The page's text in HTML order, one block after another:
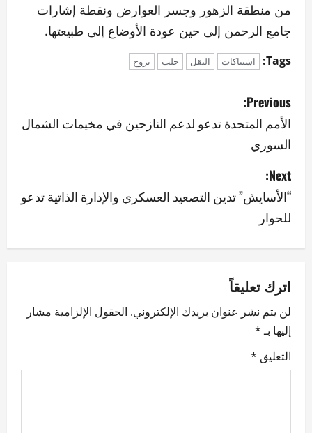
من منطقة الزهور وجسر العوارض ونقطة إشارات
جامع الرحمن إلى حين عودة الأوضاع إلى طبيعتها.
Tags: اشتباكات النقل حلب نزوح
P
o
s
t
n
a
i
g
a
Previous:
الأمم المتحدة تدعو لدعم النازحين في مخيمات الشمال
السوري
Next:
“الأسايش” تدين التصعيد العسكري والإدارة الذاتية تدعو
للحوار
اترك تعليقاً
لن يتم نشر عنوان بريدك الإلكتروني. الحقول الإلزامية مشار
إليها بـ*
التعليق *